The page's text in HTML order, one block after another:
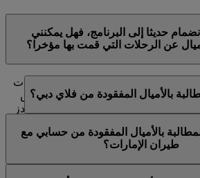
للحصول على المزيد من المعلومات.
حديثا إلى البرنامج، فهل يمكنني
عن الرحلات التي قمت بها مؤخرا؟
الجدد المطالبة بالأميال بالنسبة للرحلات
مع طيران الإمارات وفلاي دبي وكوانتاس
من تاريخ التسجيل في سكاي واردز
معاملات أخرى، مثل الرحلات مع الخطوط
بالأميال المفقودة من فلاي دبي؟
مطالبة عبر الإنترنت على الموقع
بالأميال المفقودة من حسابي مع
طيران الإمارات؟